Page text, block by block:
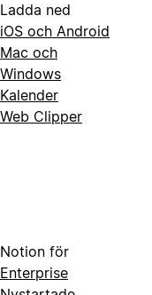
Ladda ned
iOS och Android
Mac och
Windows
Kalender
Web Clipper
Notion för
Enterprise